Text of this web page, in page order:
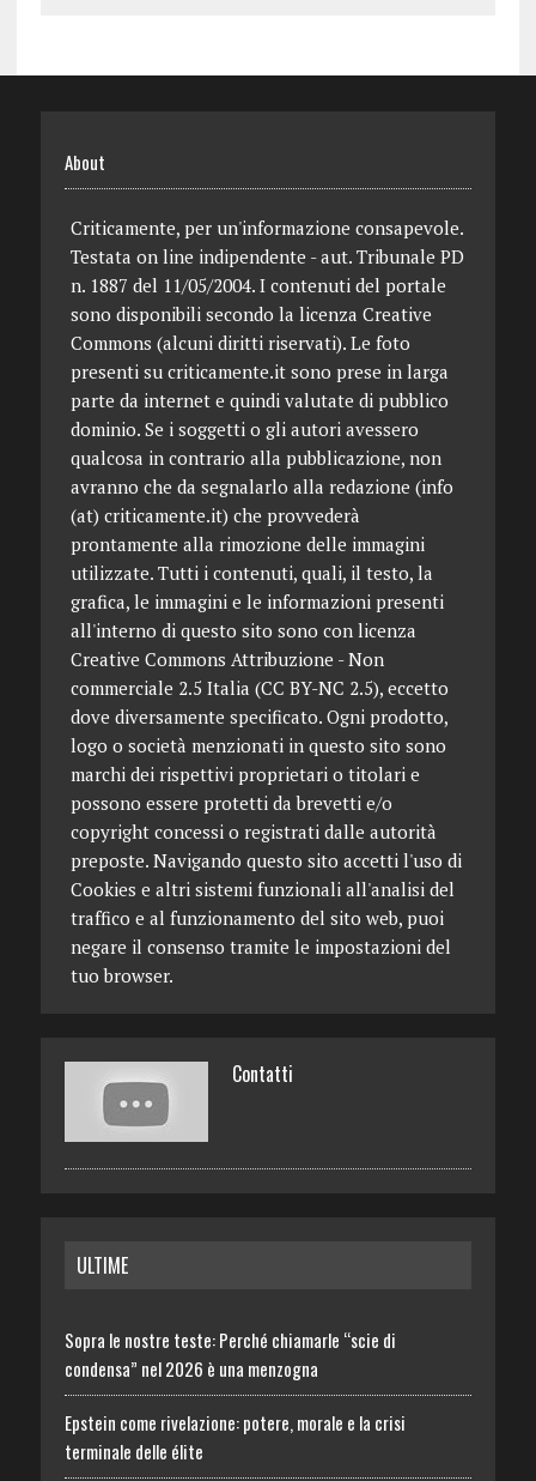
About
Criticamente, per un'informazione consapevole.
Testata on line indipendente - aut. Tribunale PD
n. 1887 del 11/05/2004. I contenuti del portale
sono disponibili secondo la licenza Creative
Commons (alcuni diritti riservati). Le foto
presenti su criticamente.it sono prese in larga
parte da internet e quindi valutate di pubblico
dominio. Se i soggetti o gli autori avessero
qualcosa in contrario alla pubblicazione, non
avranno che da segnalarlo alla redazione (info
(at) criticamente.it) che provvederà
prontamente alla rimozione delle immagini
utilizzate. Tutti i contenuti, quali, il testo, la
grafica, le immagini e le informazioni presenti
all'interno di questo sito sono con licenza
Creative Commons Attribuzione - Non
commerciale 2.5 Italia (CC BY-NC 2.5), eccetto
dove diversamente specificato. Ogni prodotto,
logo o società menzionati in questo sito sono
marchi dei rispettivi proprietari o titolari e
possono essere protetti da brevetti e/o
copyright concessi o registrati dalle autorità
preposte. Navigando questo sito accetti l'uso di
Cookies e altri sistemi funzionali all'analisi del
traffico e al funzionamento del sito web, puoi
negare il consenso tramite le impostazioni del
tuo browser.
Contatti
ULTIME
Sopra le nostre teste: Perché chiamarle “scie di
condensa” nel 2026 è una menzogna
Epstein come rivelazione: potere, morale e la crisi
terminale delle élite